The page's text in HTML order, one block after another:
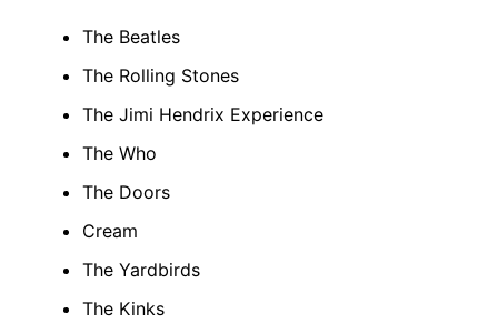
The Beatles
The Rolling Stones
The Jimi Hendrix Experience
The Who
The Doors
Cream
The Yardbirds
The Kinks